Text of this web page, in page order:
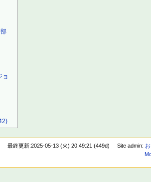
ョ
最終更新:2025-05-13 (火) 20:49:21 (449d) Site admin: